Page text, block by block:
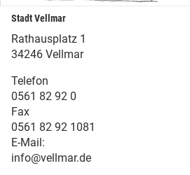
Stadt Vellmar
Rathausplatz 1
34246 Vellmar
Telefon
0561 82 92 0
Fax
0561 82 92 1081
E-Mail:
info@vellmar.de